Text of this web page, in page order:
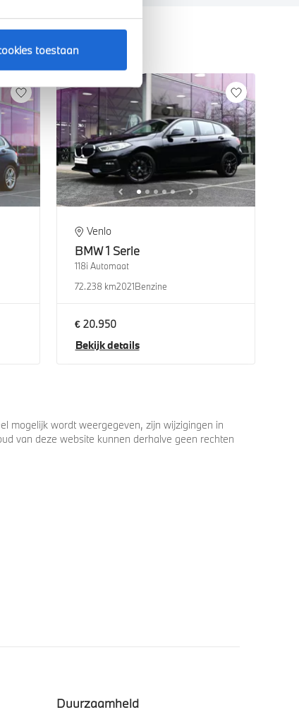
toestaan
Venlo
BMW 1 Serie
118i Automaat
72.238 km2021Benzine
€ 20.950
Bekijk details
mogelijk wordt weergegeven, zijn wijzigingen in
van deze website kunnen derhalve geen rechten
Duurzaamheid